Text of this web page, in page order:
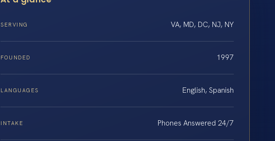
SERVING VA, MD, DC, NJ, NY
FOUNDED 1997
LANGUAGES English, Spanish
INTAKE Phones Answered 24/7